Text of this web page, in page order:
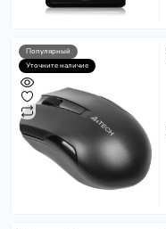
Популярный
Уточните наличие